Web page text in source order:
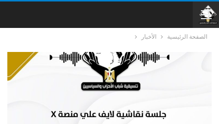
الصفحة الرئيسية الأخبار